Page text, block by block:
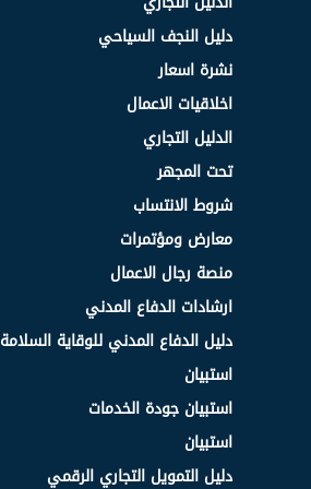
دليل النجف السياحي
نشرة اسعار
اخلاقيات الاعمال
الدليل التجاري
تحت المجهر
شروط الانتساب
معارض ومؤتمرات
منصة رجال الاعمال
ارشادات الدفاع المدني
دليل الدفاع المدني للوقاية السلامة
استبيان
استبيان جودة الخدمات
استبيان
دليل التمويل التجاري الرقمي